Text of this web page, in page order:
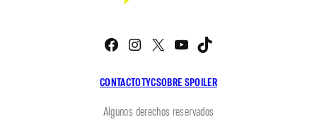
CONTACTOTYCSOBRE SPOILER
Facebook
Instagram
X YouTube
Algunos derechos reservados